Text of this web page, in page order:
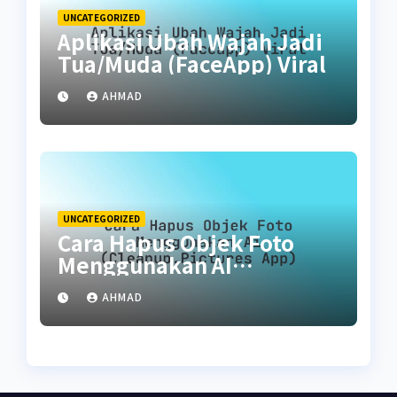
UNCATEGORIZED
Aplikasi Ubah Wajah Jadi
Tua/Muda (FaceApp) Viral
AHMAD
UNCATEGORIZED
Cara Hapus Objek Foto
Menggunakan AI
(Cleanup.pictures App)
AHMAD